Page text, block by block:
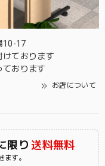
10-17
けております
ております
お店について
限り 送料無料
ます。